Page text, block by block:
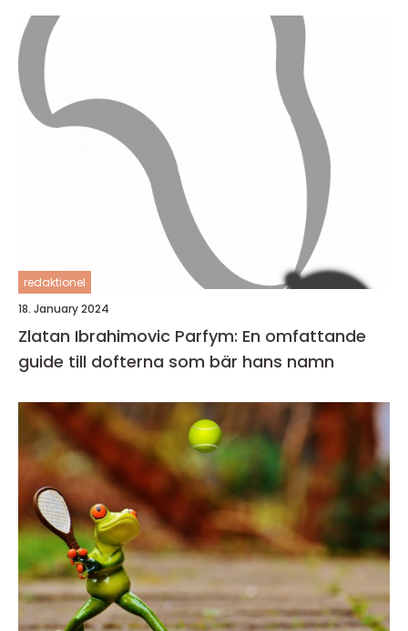
redaktionel
18. January 2024
Zlatan Ibrahimovic Parfym: En omfattande
guide till dofterna som bär hans namn